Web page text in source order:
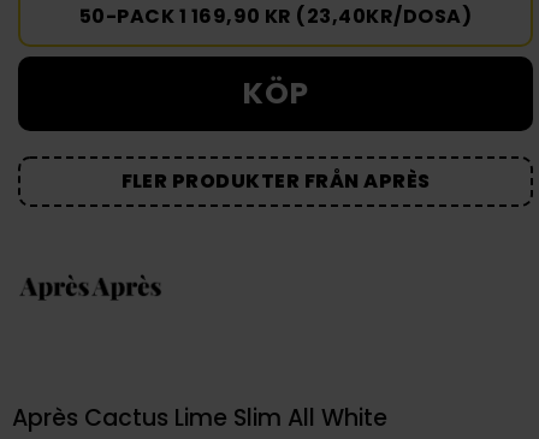
50-PACK 1 169,90 KR (23,40KR/DOSA)
KÖP
FLER PRODUKTER FRÅN APRÈS
Après Cactus Lime Slim All White